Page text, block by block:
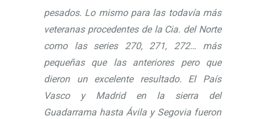
pesados. Lo mismo para las todavía más
veteranas procedentes de la Cia. del Norte
como las series 270, 271, 272… más
pequeñas que las anteriores pero que
dieron un excelente resultado. El País
Vasco y Madrid en la sierra del
Guadarrama hasta Ávila y Segovia fueron